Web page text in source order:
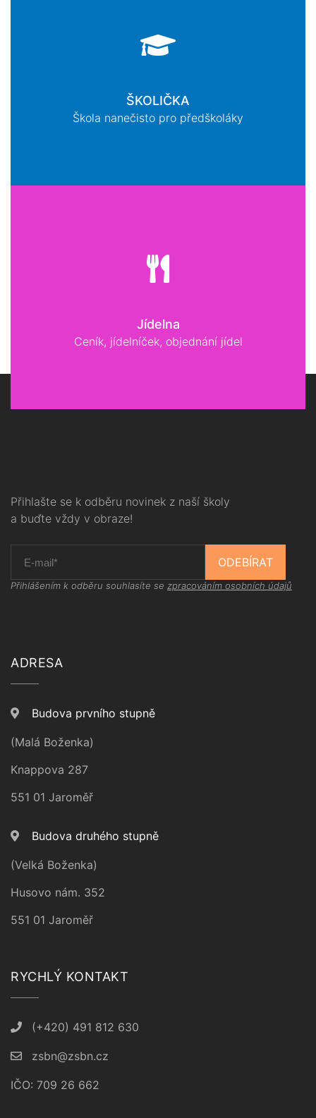
ŠKOLIČKA
Škola nanečisto pro předškoláky
Jídelna
Ceník, jídelníček, objednání jídel
Přihlašte se k odběru novinek z naší školy
a buďte vždy v obraze!
ODEBÍRAT
Přihlášením k odběru souhlasíte se zpracováním osobních údajů
ADRESA
Budova prvního stupně
(Malá Boženka)
Knappova 287
551 01 Jaroměř
Budova druhého stupně
(Velká Boženka)
Husovo nám. 352
551 01 Jaroměř
RYCHLÝ KONTAKT
(+420) 491 812 630
zsbn@zsbn.cz
IČO: 709 26 662